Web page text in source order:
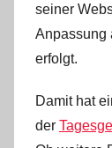
seiner
Anpassung
erfolgt.
Damit hat
der